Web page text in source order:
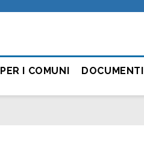
PER I COMUNI DOCUMENTI